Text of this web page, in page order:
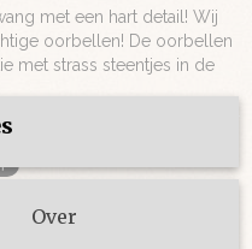
met een hart detail! Wij
oorbellen! De oorbellen
met strass steentjes in de
Over